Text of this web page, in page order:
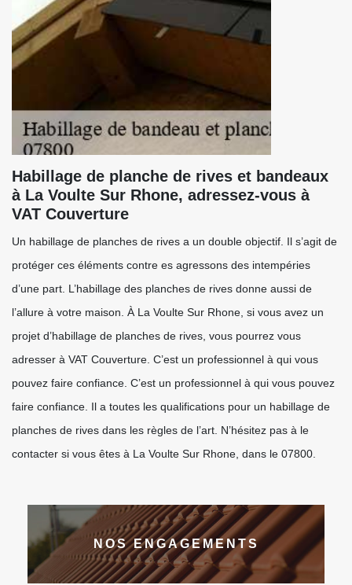
Habillage de planche de rives et bandeaux
à La Voulte Sur Rhone, adressez-vous à
VAT Couverture
Un habillage de planches de rives a un double objectif. Il s’agit de
protéger ces éléments contre es agressons des intempéries
d’une part. L’habillage des planches de rives donne aussi de
l’allure à votre maison. À La Voulte Sur Rhone, si vous avez un
projet d’habillage de planches de rives, vous pourrez vous
adresser à VAT Couverture. C’est un professionnel à qui vous
pouvez faire confiance. C’est un professionnel à qui vous pouvez
faire confiance. Il a toutes les qualifications pour un habillage de
planches de rives dans les règles de l’art. N’hésitez pas à le
contacter si vous êtes à La Voulte Sur Rhone, dans le 07800.
NOS ENGAGEMENTS